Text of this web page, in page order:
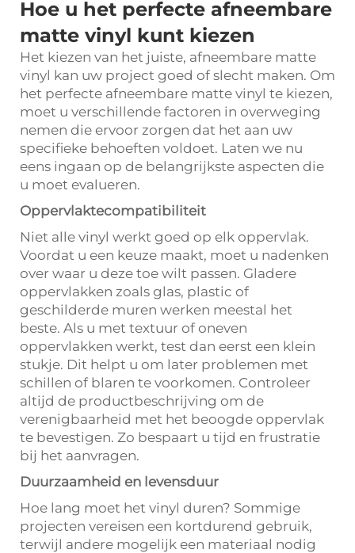
Hoe u het perfecte afneembare
matte vinyl kunt kiezen
Het kiezen van het juiste, afneembare matte
vinyl kan uw project goed of slecht maken. Om
het perfecte afneembare matte vinyl te kiezen,
moet u verschillende factoren in overweging
nemen die ervoor zorgen dat het aan uw
specifieke behoeften voldoet. Laten we nu
eens ingaan op de belangrijkste aspecten die
u moet evalueren.
Oppervlaktecompatibiliteit
Niet alle vinyl werkt goed op elk oppervlak.
Voordat u een keuze maakt, moet u nadenken
over waar u deze toe wilt passen. Gladere
oppervlakken zoals glas, plastic of
geschilderde muren werken meestal het
beste. Als u met textuur of oneven
oppervlakken werkt, test dan eerst een klein
stukje. Dit helpt u om later problemen met
schillen of blaren te voorkomen. Controleer
altijd de productbeschrijving om de
verenigbaarheid met het beoogde oppervlak
te bevestigen. Zo bespaart u tijd en frustratie
bij het aanvragen.
Duurzaamheid en levensduur
Hoe lang moet het vinyl duren? Sommige
projecten vereisen een kortdurend gebruik,
terwijl andere mogelijk een materiaal nodig